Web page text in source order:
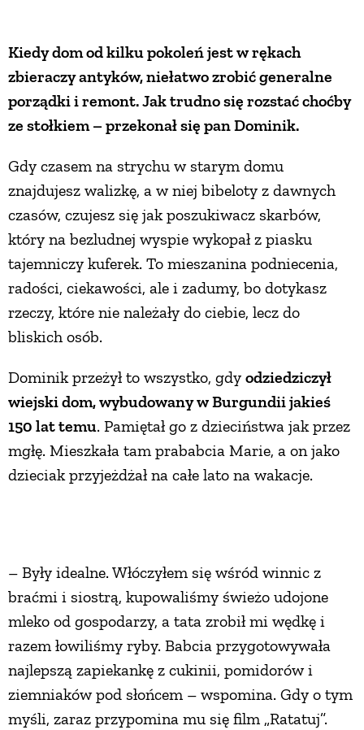
Kiedy dom od kilku pokoleń jest w rękach
zbieraczy antyków, niełatwo zrobić generalne
porządki i remont. Jak trudno się rozstać choćby
ze stołkiem – przekonał się pan Dominik.
Gdy czasem na strychu w starym domu
znajdujesz walizkę, a w niej bibeloty z dawnych
czasów, czujesz się jak poszukiwacz skarbów,
który na bezludnej wyspie wykopał z piasku
tajemniczy kuferek. To mieszanina podniecenia,
radości, ciekawości, ale i zadumy, bo dotykasz
rzeczy, które nie należały do ciebie, lecz do
bliskich osób.
Dominik przeżył to wszystko, gdy odziedziczył
wiejski dom, wybudowany w Burgundii jakieś
150 lat temu. Pamiętał go z dzieciństwa jak przez
mgłę. Mieszkała tam prababcia Marie, a on jako
dzieciak przyjeżdżał na całe lato na wakacje.
– Były idealne. Włóczyłem się wśród winnic z
braćmi i siostrą, kupowaliśmy świeżo udojone
mleko od gospodarzy, a tata zrobił mi wędkę i
razem łowiliśmy ryby. Babcia przygotowywała
najlepszą zapiekankę z cukinii, pomidorów i
ziemniaków pod słońcem – wspomina. Gdy o tym
myśli, zaraz przypomina mu się film „Ratatuj”.
ZWYCZAJE
PRZEPISY
ŚNIADANIA
PRZYSTAWKI
DANIA GŁÓWNE
CIASTA I DESERY
INNE